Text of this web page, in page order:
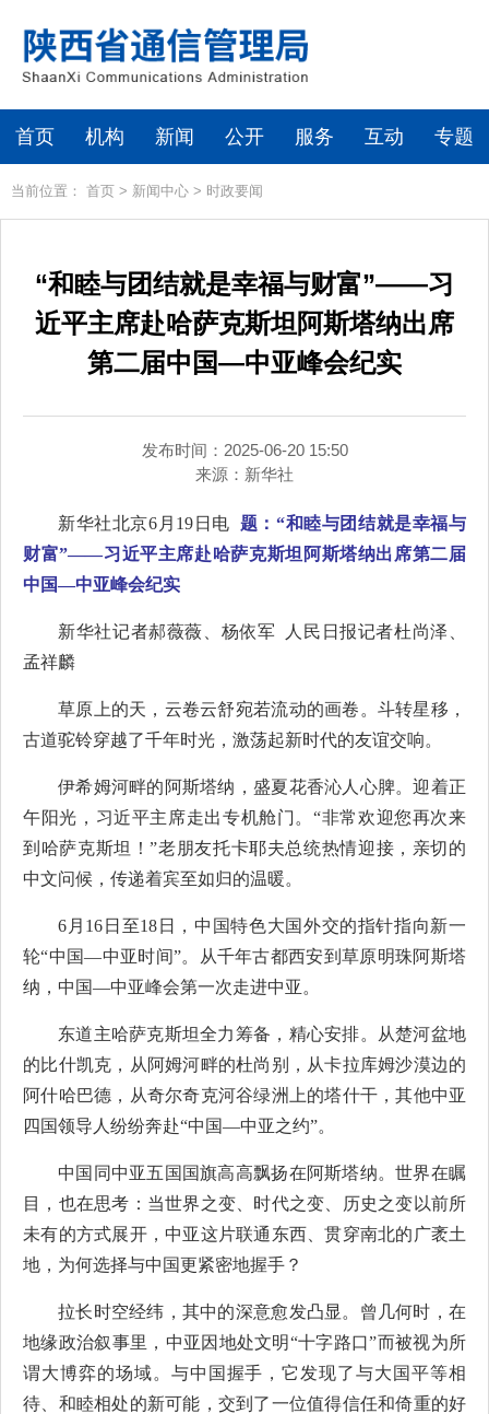
首页 机构 新闻 公开 服务 互动 专题
当前位置： 首页 > 新闻中心 > 时政要闻
“和睦与团结就是幸福与财富”——习
近平主席赴哈萨克斯坦阿斯塔纳出席
第二届中国—中亚峰会纪实
发布时间：2025-06-20 15:50
来源： 新华社
新华社北京6月19日电 题：“和睦与团结就是幸福与
财富”——习近平主席赴哈萨克斯坦阿斯塔纳出席第二届
中国—中亚峰会纪实
新华社记者郝薇薇、杨依军 人民日报记者杜尚泽、
孟祥麟
草原上的天，云卷云舒宛若流动的画卷。斗转星移，
古道驼铃穿越了千年时光，激荡起新时代的友谊交响。
伊希姆河畔的阿斯塔纳，盛夏花香沁人心脾。迎着正
午阳光，习近平主席走出专机舱门。“非常欢迎您再次来
到哈萨克斯坦！”老朋友托卡耶夫总统热情迎接，亲切的
中文问候，传递着宾至如归的温暖。
6月16日至18日，中国特色大国外交的指针指向新一
轮“中国—中亚时间”。从千年古都西安到草原明珠阿斯塔
纳，中国—中亚峰会第一次走进中亚。
东道主哈萨克斯坦全力筹备，精心安排。从楚河盆地
的比什凯克，从阿姆河畔的杜尚别，从卡拉库姆沙漠边的
阿什哈巴德，从奇尔奇克河谷绿洲上的塔什干，其他中亚
四国领导人纷纷奔赴“中国—中亚之约”。
中国同中亚五国国旗高高飘扬在阿斯塔纳。世界在瞩
目，也在思考：当世界之变、时代之变、历史之变以前所
未有的方式展开，中亚这片联通东西、贯穿南北的广袤土
地，为何选择与中国更紧密地握手？
拉长时空经纬，其中的深意愈发凸显。曾几何时，在
地缘政治叙事里，中亚因地处文明“十字路口”而被视为所
谓大博弈的场域。与中国握手，它发现了与大国平等相
待、和睦相处的新可能，交到了一位值得信任和倚重的好